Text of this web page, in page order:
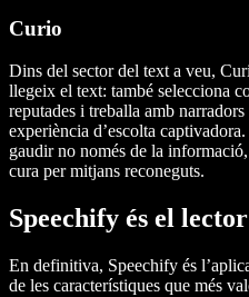
Curio
Dins del sector del text a veu,
llegeix el text: també selecciona
reputades i treballa amb
experiència d’escolta
gaudir no només de la
cura per mitjans reconeguts.
Speechify és el
En definitiva, Speechify és
de les característiques que més